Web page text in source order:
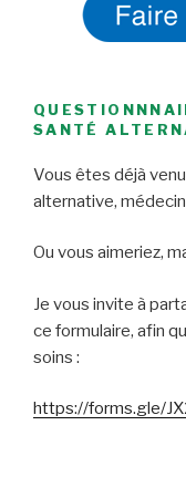
SANTÉ
Vous êtes déjà
alternative,
Ou vous aimeriez,
Je vous invite à
ce formulaire, afin
soins :
https://forms.gle/